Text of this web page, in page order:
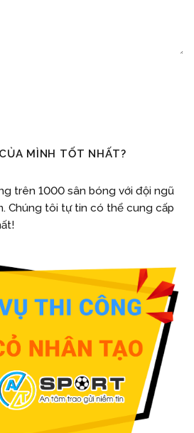
MÌNH TỐT NHẤT?
trên 1000 sân bóng với đội ngũ
Chúng tôi tự tin có thể cung cấp